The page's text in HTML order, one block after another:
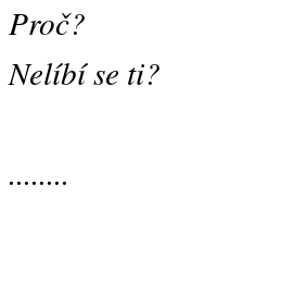
Proč?
Nelíbí se ti?
........